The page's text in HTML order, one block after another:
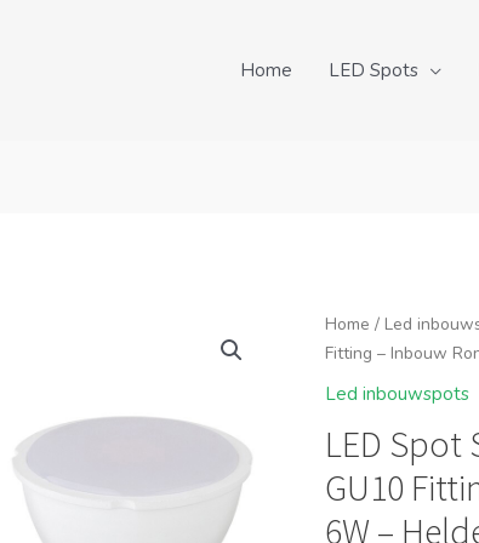
Home LED Spots
Home / Led
Fitting – Inbouw
Led inbouwspots
LED Spot
GU10
6W –